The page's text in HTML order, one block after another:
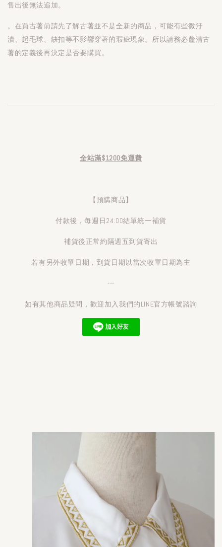
售出後無法追加。
。在買古著前請先了解古著並不是全新的商品，可能有些微汙
漬、起毛球、缺扣等不影響穿著的瑕疵現象。所以請務必釐清古
著的定義後再決定是否要購買。
全站滿$1200免運費
【預購商品】
付款後，每週日24:00結單統一補貨
補貨後正常約隔週五到貨寄出
若有另外收單日期，到貨日期以當次收單日期為主
---
如有其他商品疑問，歡迎加入我們的LINE官方帳號諮詢